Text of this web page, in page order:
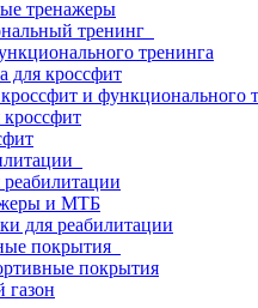
тренажеры
тренинг
тренинга
для кроссфит
и функционального
и МТБ
для реабилитации
покрытия
покрытия
газон